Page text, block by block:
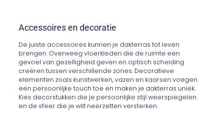
Accessoires en decoratie
De juiste accessoires kunnen je dakterras tot leven
brengen. Overweeg vloerkleden die de ruimte een
gevoel van gezelligheid geven en optisch scheiding
creëren tussen verschillende zones. Decoratieve
elementen zoals kunstwerken, vazen en kaarsen voegen
een persoonlijke touch toe en maken je dakterras uniek.
Kies decorstukken die je persoonlijke stijl weerspiegelen
en de sfeer die je wilt neerzetten versterken.